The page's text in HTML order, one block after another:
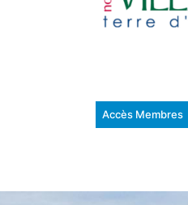
Accès Membres